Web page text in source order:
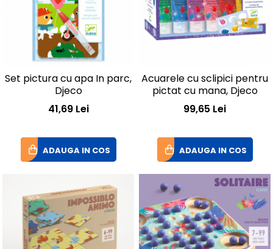
Set pictura cu apa In parc,
Djeco
41,69 Lei
ADAUGA IN COS
Acuarele cu sclipici pentru
pictat cu mana, Djeco
99,65 Lei
ADAUGA IN COS